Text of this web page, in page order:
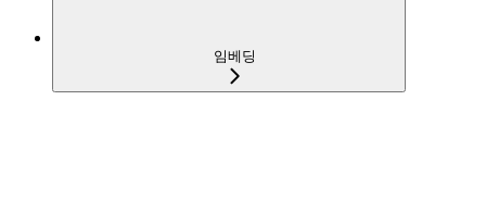
임베딩